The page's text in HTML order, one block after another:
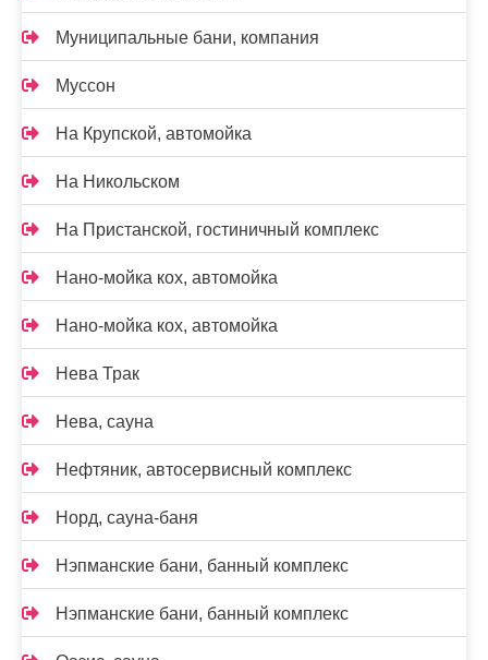
Муниципальные бани, компания
Муссон
На Крупской, автомойка
На Никольском
На Пристанской, гостиничный комплекс
Нано-мойка кох, автомойка
Нано-мойка кох, автомойка
Нева Трак
Нева, сауна
Нефтяник, автосервисный комплекс
Норд, сауна-баня
Нэпманские бани, банный комплекс
Нэпманские бани, банный комплекс